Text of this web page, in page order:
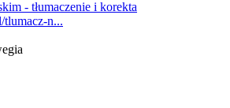
tlumacz-n...